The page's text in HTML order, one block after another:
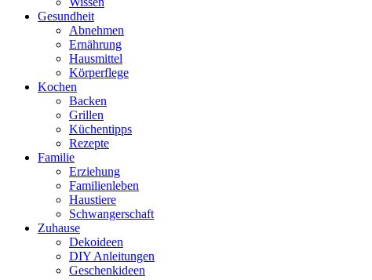
Gesundheit
Abnehmen
Ernährung
Hausmittel
Körperflege
Kochen
Backen
Grillen
Küchentipps
Rezepte
Familie
Erziehung
Familienleben
Haustiere
Schwangerschaft
Zuhause
Dekoideen
DIY Anleitungen
Geschenkideen